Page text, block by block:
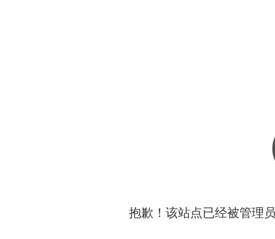
抱歉！该站点已经被管理